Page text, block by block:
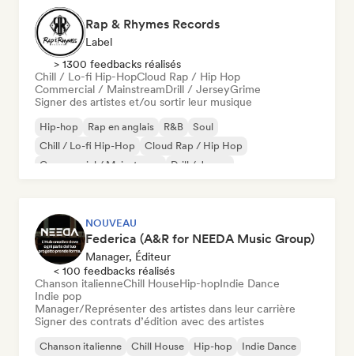
Rap & Rhymes Records
Label
> 1300 feedbacks réalisés
Chill / Lo-fi Hip-HopCloud Rap / Hip Hop
Commercial / MainstreamDrill / JerseyGrime
Signer des artistes et/ou sortir leur musique
Hip-hop Rap en anglais R&B
Soul
Chill / Lo-fi Hip-Hop
Cloud Rap / Hip Hop
Commercial / Mainstream
Drill / Jersey
NOUVEAU
Federica (A&R for NEEDA Music Group)
Manager, Éditeur
< 100 feedbacks réalisés
Chanson italienneChill HouseHip-hopIndie Dance
Indie pop
Manager/Représenter des artistes dans leur carrière
Signer des contrats d’édition avec des artistes
Chanson italienne Chill House Hip-hop Indie Dance